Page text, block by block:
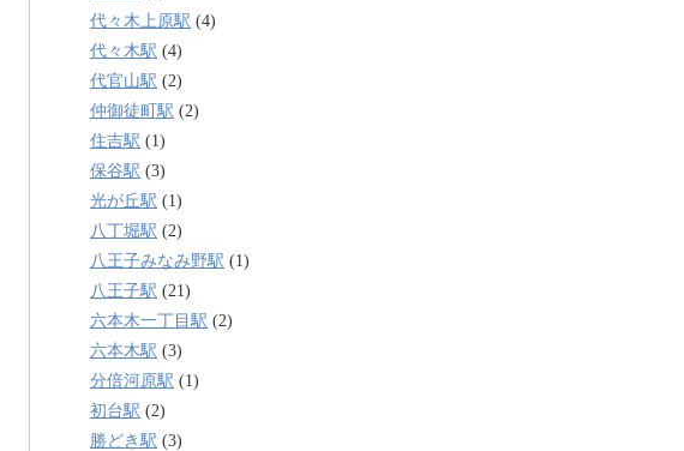
代々木上原駅 (4)
代々木駅 (4)
代官山駅 (2)
仲御徒町駅 (2)
住吉駅 (1)
保谷駅 (3)
光が丘駅 (1)
八丁堀駅 (2)
八王子みなみ野駅 (1)
八王子駅 (21)
六本木一丁目駅 (2)
六本木駅 (3)
分倍河原駅 (1)
初台駅 (2)
勝どき駅 (3)